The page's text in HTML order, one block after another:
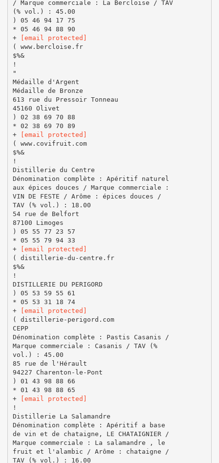
/ Marque commerciale : La Bercloise / TAV
(% vol.) : 45.00
) 05 46 94 17 75
* 05 46 94 88 90
+
[email protected]
( www.bercloise.fr
$%&
!
"
Médaille d'Argent
Médaille de Bronze
613 rue du Pressoir Tonneau
45160 Olivet
) 02 38 69 70 88
* 02 38 69 70 89
+
[email protected]
( www.covifruit.com
$%&
!
Distillerie du Centre
Dénomination complète : Apéritif naturel
aux épices douces / Marque commerciale :
VIN DE FESTE / Arôme : épices douces /
TAV (% vol.) : 18.00
54 rue de Belfort
87100 Limoges
) 05 55 77 23 57
* 05 55 79 94 33
+
[email protected]
( distillerie-du-centre.fr
$%&
!
DISTILLERIE DU PERIGORD
) 05 53 59 55 61
* 05 53 31 18 74
+
[email protected]
( distillerie-perigord.com
CEPP
Dénomination complète : Pastis Casanis /
Marque commerciale : Casanis / TAV (%
vol.) : 45.00
85 rue de l'Hérault
94227 Charenton-le-Pont
) 01 43 98 88 66
* 01 43 98 88 65
+
[email protected]
!
Distillerie La Salamandre
Dénomination complète : Apéritif a base
de vin et de chataigne, LE CHATAIGNIER /
Marque commerciale : La salamandre , le
fruit et l'alambic / Arôme : chataigne /
TAV (% vol.) : 16.00